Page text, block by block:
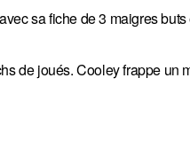
sa fiche de 3 maigres
de joués. Cooley frappe un